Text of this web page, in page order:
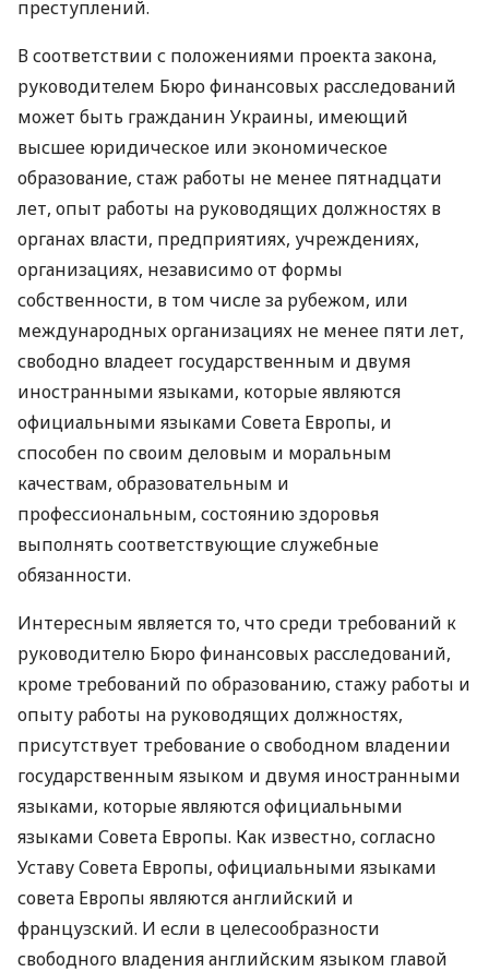
преступлений.
В соответствии с положениями проекта закона,
руководителем Бюро финансовых расследований
может быть гражданин Украины, имеющий
высшее юридическое или экономическое
образование, стаж работы не менее пятнадцати
лет, опыт работы на руководящих должностях в
органах власти, предприятиях, учреждениях,
организациях, независимо от формы
собственности, в том числе за рубежом, или
международных организациях не менее пяти лет,
свободно владеет государственным и двумя
иностранными языками, которые являются
официальными языками Совета Европы, и
способен по своим деловым и моральным
качествам, образовательным и
профессиональным, состоянию здоровья
выполнять соответствующие служебные
обязанности.
Интересным является то, что среди требований к
руководителю Бюро финансовых расследований,
кроме требований по образованию, стажу работы и
опыту работы на руководящих должностях,
присутствует требование о свободном владении
государственным языком и двумя иностранными
языками, которые являются официальными
языками Совета Европы. Как известно, согласно
Уставу Совета Европы, официальными языками
совета Европы являются английский и
французский. И если в целесообразности
свободного владения английским языком главой